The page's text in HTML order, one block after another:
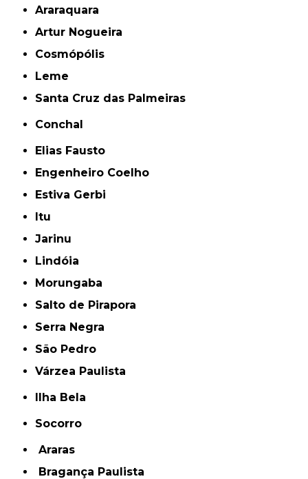
Araraquara
Artur Nogueira
Cosmópólis
Leme
Santa Cruz das Palmeiras
Conchal
Elias Fausto
Engenheiro Coelho
Estiva Gerbi
Itu
Jarinu
Lindóia
Morungaba
Salto de Pirapora
Serra Negra
São Pedro
Várzea Paulista
Ilha Bela
Socorro
Araras
Bragança Paulista